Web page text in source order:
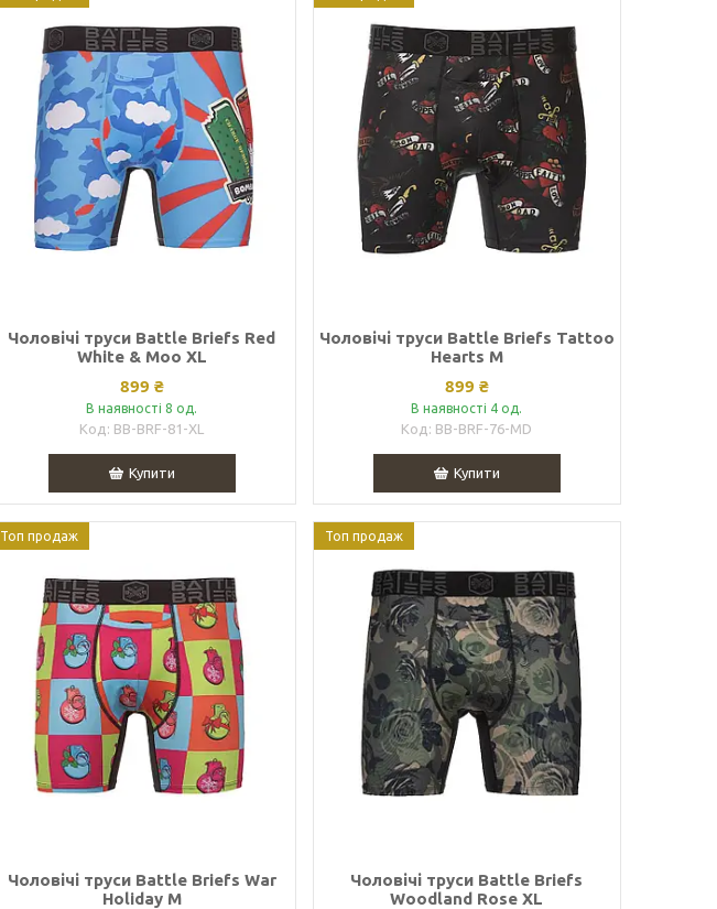
Чоловічі труси Battle Briefs Red
White & Moo XL
899 ₴
В наявності 8 од.
BB-BRF-81-XL
Купити
Чоловічі труси Battle Briefs Tattoo
Hearts M
899 ₴
В наявності 4 од.
BB-BRF-76-MD
Купити
Топ продаж
Чоловічі труси Battle Briefs War
Holiday M
Топ продаж
Чоловічі труси Battle Briefs
Woodland Rose XL